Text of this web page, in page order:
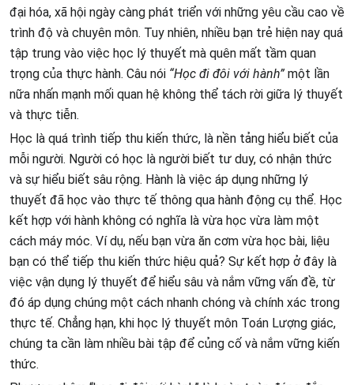
đại hóa, xã hội ngày càng phát triển với những yêu cầu cao về
trình độ và chuyên môn. Tuy nhiên, nhiều bạn trẻ hiện nay quá
tập trung vào việc học lý thuyết mà quên mất tầm quan
trọng của thực hành. Câu nói “Học đi đôi với hành” một lần
nữa nhấn mạnh mối quan hệ không thể tách rời giữa lý thuyết
và thực tiễn.
Học là quá trình tiếp thu kiến thức, là nền tảng hiểu biết của
mỗi người. Người có học là người biết tư duy, có nhận thức
và sự hiểu biết sâu rộng. Hành là việc áp dụng những lý
thuyết đã học vào thực tế thông qua hành động cụ thể. Học
kết hợp với hành không có nghĩa là vừa học vừa làm một
cách máy móc. Ví dụ, nếu bạn vừa ăn cơm vừa học bài, liệu
bạn có thể tiếp thu kiến thức hiệu quả? Sự kết hợp ở đây là
việc vận dụng lý thuyết để hiểu sâu và nắm vững vấn đề, từ
đó áp dụng chúng một cách nhanh chóng và chính xác trong
thực tế. Chẳng hạn, khi học lý thuyết môn Toán Lượng giác,
chúng ta cần làm nhiều bài tập để củng cố và nắm vững kiến
thức.